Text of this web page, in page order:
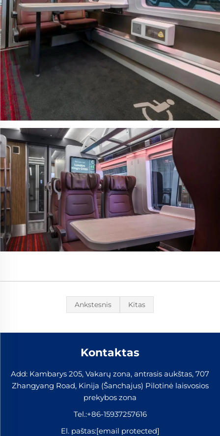
Ankstesnis Kitas
Kontaktas
Add: Kambarys 205, Vakarų zona, antrasis aukštas, 707
Zhangyang Road, Kinija (Šanchajus) Pilotinė laisvosios
prekybos zona
Tel.:+86-15937257616
El. paštas:[email protected]